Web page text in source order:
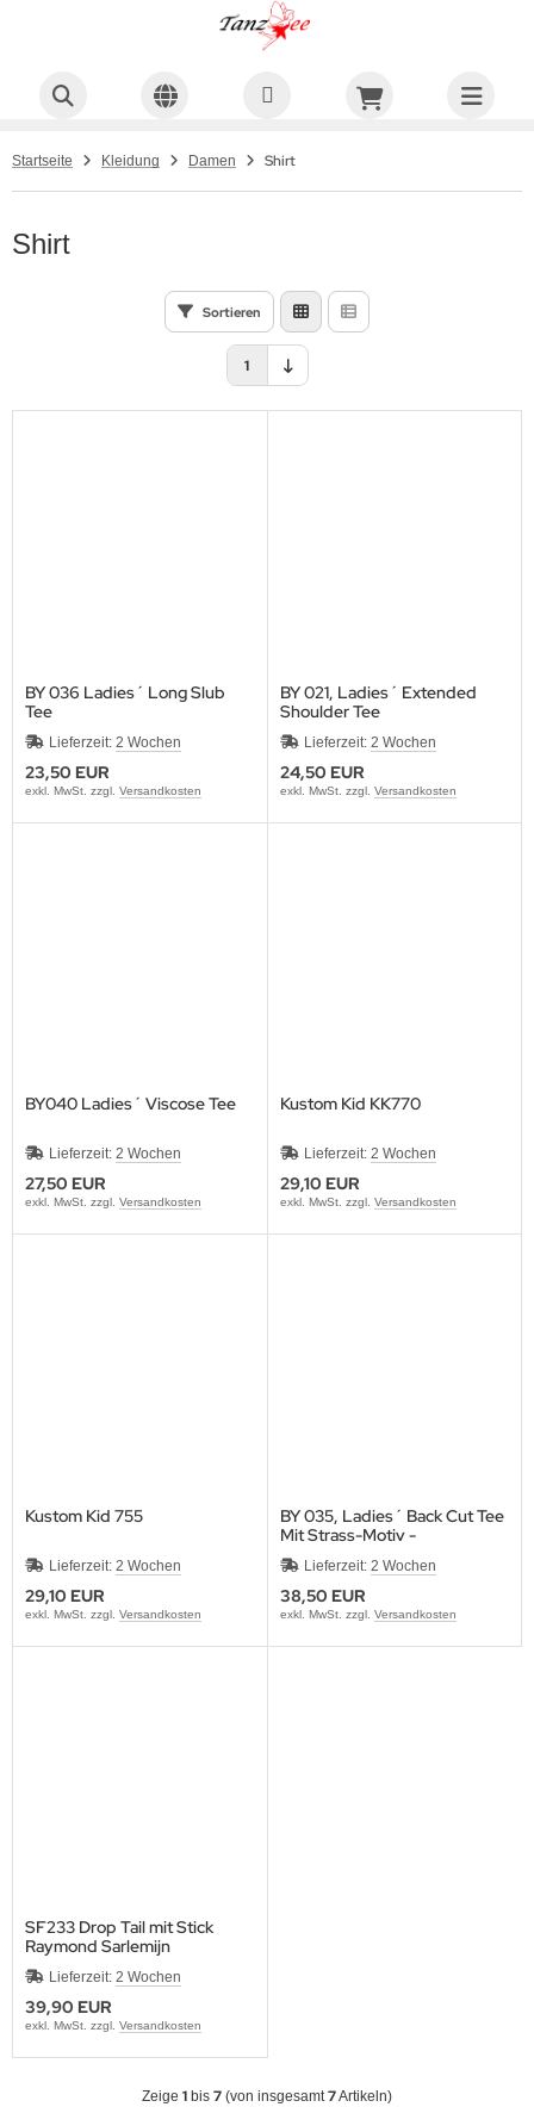
Startseite Kleidung Damen Shirt
Shirt
Sortieren
1
BY 036 Ladies´ Long Slub
Tee
Lieferzeit: 2 Wochen
23,50 EUR
exkl. MwSt. zzgl. Versandkosten
BY 021, Ladies´ Extended
Shoulder Tee
Lieferzeit: 2 Wochen
24,50 EUR
exkl. MwSt. zzgl. Versandkosten
BY040 Ladies´ Viscose Tee
Lieferzeit: 2 Wochen
27,50 EUR
exkl. MwSt. zzgl. Versandkosten
Kustom Kid KK770
Lieferzeit: 2 Wochen
29,10 EUR
exkl. MwSt. zzgl. Versandkosten
Kustom Kid 755
Lieferzeit: 2 Wochen
29,10 EUR
exkl. MwSt. zzgl. Versandkosten
BY 035, Ladies´ Back Cut Tee
Mit Strass-Motiv -
Linedance/Stern
Lieferzeit: 2 Wochen
38,50 EUR
exkl. MwSt. zzgl. Versandkosten
SF233 Drop Tail mit Stick
Raymond Sarlemijn
Lieferzeit: 2 Wochen
39,90 EUR
exkl. MwSt. zzgl. Versandkosten
Zeige 1 bis 7 (von insgesamt7Artikeln)